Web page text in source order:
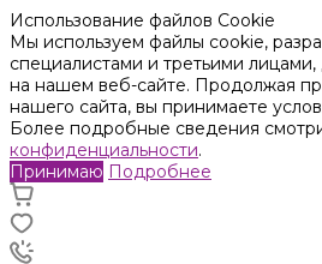
Использование файлов Cookie
Мы используем файлы cookie,
специалистами и третьими
на нашем веб-сайте. Продолжая
нашего сайта, вы принимаете
Более подробные сведения
конфиденциальности.
Принимаю Подробнее